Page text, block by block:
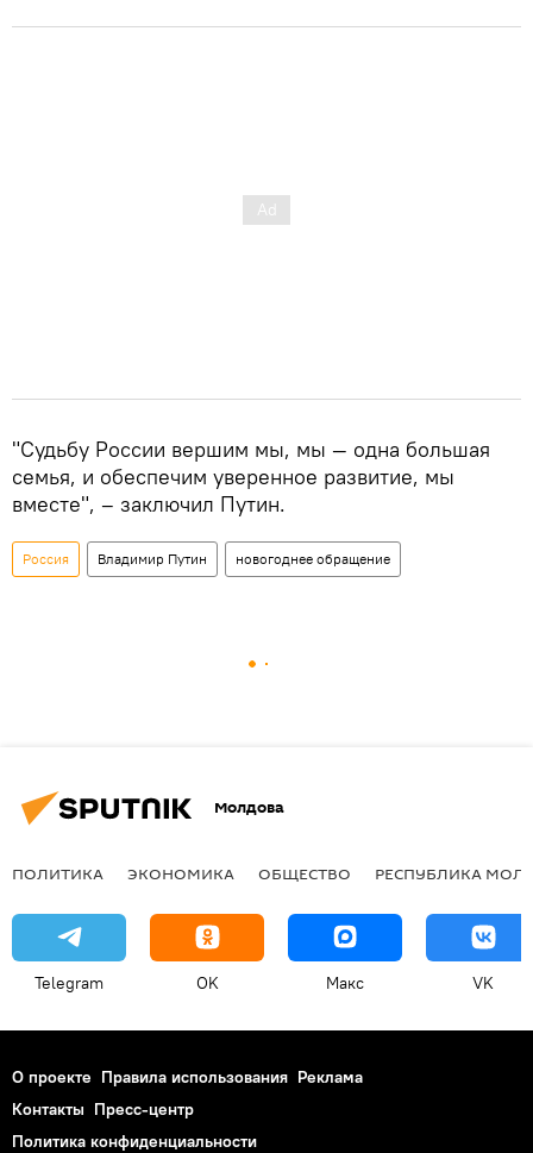
"Судьбу России вершим мы, мы — одна большая
семья, и обеспечим уверенное развитие, мы
вместе", – заключил Путин.
Россия Владимир Путин новогоднее обращение
Молдова
ПОЛИТИКА ЭКОНОМИКА ОБЩЕСТВО РЕСПУБЛИКА
Telegram OK Макс VK
О проекте Правила использования Реклама
Контакты Пресс-центр
Политика конфиденциальности